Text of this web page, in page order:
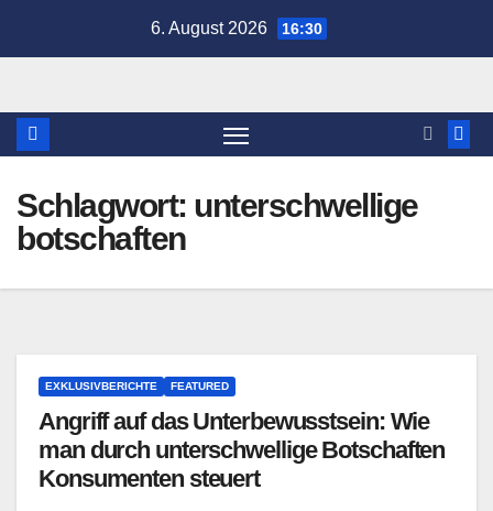
6. August 2026 16:30
Schlagwort: unterschwellige
botschaften
EXKLUSIVBERICHTE FEATURED
Angriff auf das Unterbewusstsein: Wie
man durch unterschwellige Botschaften
Konsumenten steuert